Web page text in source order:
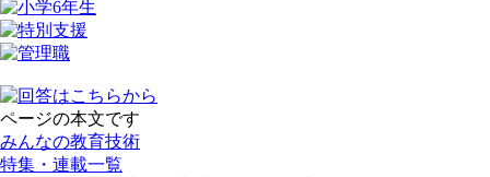
ページの本文です
みんなの教育技術
特集・連載一覧